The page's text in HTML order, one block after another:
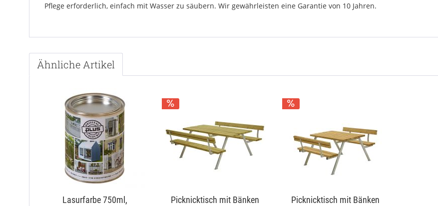
Pflege erforderlich, einfach mit Wasser zu säubern. Wir gewährleisten eine Garantie von 10 Jahren.
Ähnliche Artikel
Lasurfarbe 750ml,
Picknicktisch mit Bänken
Picknicktisch mit Bänken